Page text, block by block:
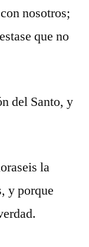
nosotros;
que no
del Santo, y
la
y porque